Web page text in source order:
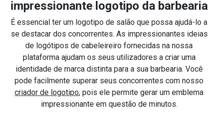
impressionante logotipo da barbearia
É essencial ter um logotipo de salão que possa ajudá-lo a
se destacar dos concorrentes. As impressionantes ideias
de logótipos de cabeleireiro fornecidas na nossa
plataforma ajudam os seus utilizadores a criar uma
identidade de marca distinta para a sua barbearia. Você
pode facilmente superar seus concorrentes com nosso
criador de logotipo, pois ele permite gerar um emblema
impressionante em questão de minutos.